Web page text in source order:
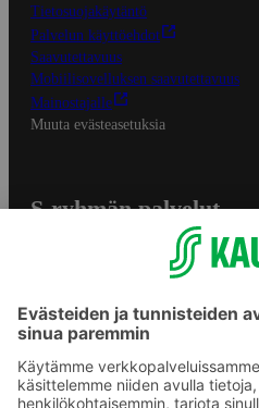
Tietosuojakäytäntö
Palvelun käyttöehdot
Saavutettavuus
Mobiilisovelluksen saavutettavuus
Mainostajalle
Muuta evästeasetuksia
S-ryhmän palvelut
Yhteishyvä Ruoka -sovellus
S-ostoslista -sovellus
Prisma.fi
Sokos.fi